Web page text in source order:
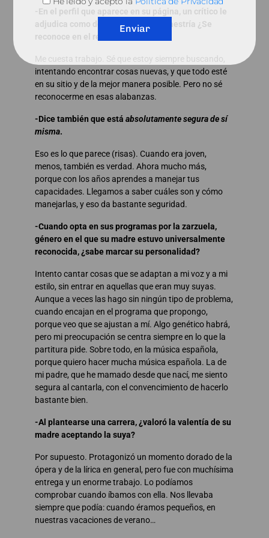
-En el perfil que aparece en su página, un crítico le
adjudica como dones sabiduría y maestría ¿Se
reconoce en el retrato?
Me cuesta trabajo. Sé que estoy siempre buscando,
intentando encontrar cosas nuevas, y que todo esté
en su sitio y de la mejor manera posible. Pero no sé
reconocerme en esas alabanzas.
-Dice también que está absolutamente segura de sí
misma.
Eso es lo que parece (risas). Cuando era joven,
menos, también es verdad. Ahora mucho más,
porque con los años aprendes a manejar tus
capacidades. Llegamos a saber cuáles son y cómo
manejarlas, y eso da bastante seguridad.
-Cuando opta en sus programas por la zarzuela,
género en el que su madre estuvo universalmente
reconocida, ¿sabe marcar su personalidad?
Intento cantar cosas que se adaptan a mi voz y a mi
estilo, sin entrar en aquellas que eran muy suyas.
Aunque a veces las hago sin ningún tipo de problema,
cuando encajan en el programa que propongo,
porque veo que se ajustan a mí. Algo genético habrá,
pero mi preocupación se centra siempre en lo que la
partitura pide. Sobre todo, en la música española,
porque quiero hacer mucha música española. La de
mi padre, que he mamado desde que nací, me siento
segura al cantarla, con el convencimiento de hacerlo
bastante bien.
-Al plantearse una carrera, ¿valoró la valentía de su
madre aceptando la suya?
Por supuesto. Protagonizó un momento dorado de la
ópera y de la lírica en general, pero fue con muchísima
entrega y un enorme trabajo. Lo podíamos
comprobar cuando íbamos con ella. Nos llevaba
siempre que podía: cuando éramos pequeños, en
nuestras vacaciones de verano…
Enviar